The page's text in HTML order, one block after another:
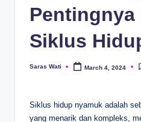
Pentingnya
Siklus
Posted
Saras Wati March 4, 2024
Siklus hidup nyamuk adalah
yang menarik dan kompleks,